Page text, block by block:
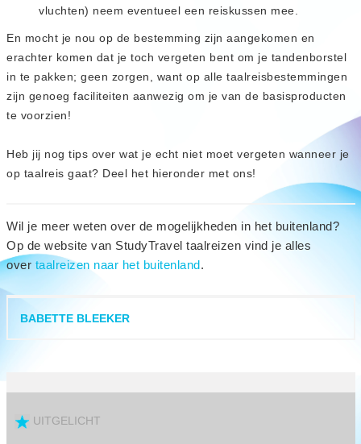
vluchten) neem eventueel een reiskussen mee.
En mocht je nou op de bestemming zijn aangekomen en
erachter komen dat je toch vergeten bent om je tandenborstel
in te pakken; geen zorgen, want op alle taalreisbestemmingen
zijn genoeg faciliteiten aanwezig om je van de basisproducten
te voorzien!
Heb jij nog tips over wat je echt niet moet vergeten wanneer je
op taalreis gaat? Deel het hieronder met ons!
Wil je meer weten over de mogelijkheden in het buitenland?
Op de website van StudyTravel taalreizen vind je alles
over taalreizen naar het buitenland.
BABETTE BLEEKER
UITGELICHT